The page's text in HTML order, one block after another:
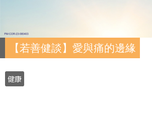
【若善健談】愛與痛的邊緣
健康